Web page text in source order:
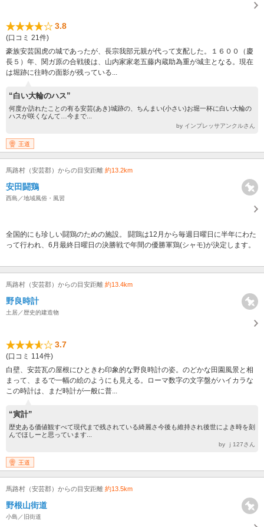
3.8
(口コミ 21件)
豪族安芸国虎の城であったが、長宗我部元親が代って支配した。１６００（慶
長５）年、関ガ原の合戦後は、山内家家老五藤内蔵助為重が城主となる。現在
は堀跡に往時の面影が残っている...
“白い大輪のハス”
何度か訪れたことの有る安芸(あき)城跡の、ちんまい(小さい)お堀一杯に白い大輪の
ハスが咲くなんて…今まで...
by インプレッサアンクルさん
王道
馬路村（安芸郡）からの目安距離 約13.2km
安田闘鶏
西島／地域風俗・風習
全国的にも珍しい闘鶏のための施設。 闘鶏は12月から毎週日曜日に半年にわた
って行われ、6月最終日曜日の決勝戦で年間の優勝軍鶏(シャモ)が決定します。
馬路村（安芸郡）からの目安距離 約13.4km
野良時計
土居／歴史的建造物
3.7
(口コミ 114件)
白壁、安芸瓦の屋根にひときわ印象的な野良時計の姿。のどかな田園風景と相
まって、まるで一幅の絵のようにも見える。ローマ数字の文字盤がハイカラな
この時計は、まだ時計が一般に普...
“寅計”
歴史ある価値観すべて現代まで残されている綺麗さ今後も維持され後世によき時を刻
んでほしーと思っています...
by ｊ127さん
王道
馬路村（安芸郡）からの目安距離 約13.5km
野根山街道
小島／旧街道